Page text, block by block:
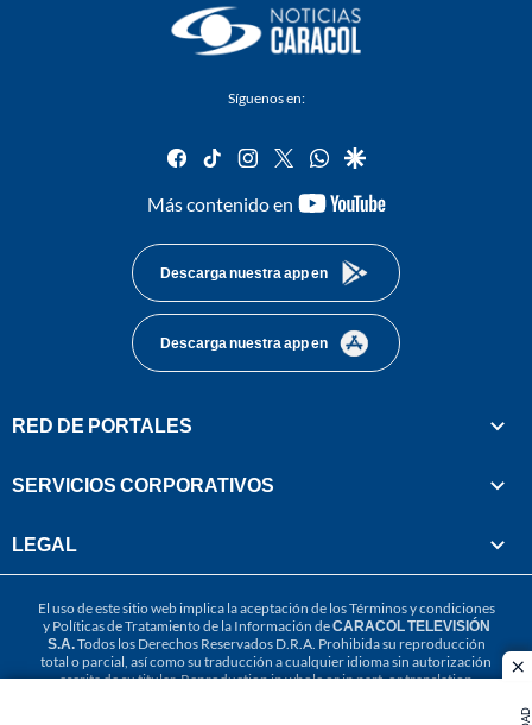
Síguenos en:
facebook
tiktok instagram
twitterwhatsapp
google
Más contenido en
youtube-
Descarga nuestra app en
Descarga nuestra app en
RED DE PORTALES
SERVICIOS CORPORATIVOS
LEGAL
El uso de este sitio web implica la aceptación de losTérminos y condiciones
y Políticas de Tratamiento de la Información deCARACOL TELEVISIÓN
S.A.Todos los Derechos Reservados D.R.A. Prohibida su reproducción
total o parcial, así como su traducción a cualquier idioma sin autorización
escrita de su titular. Reproduction in whole or in part, or translation